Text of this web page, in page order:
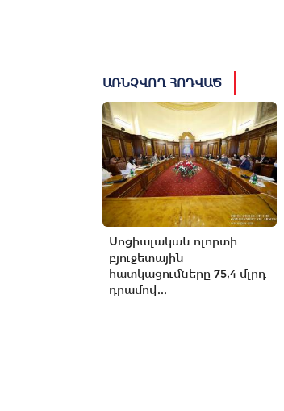
ԱՌՆՉՎՈՂ ՀՈԴՎԱԾ
Սոցիալական ոլորտի
բյուջետային
հատկացումները 75,4 մլրդ
դրամով...